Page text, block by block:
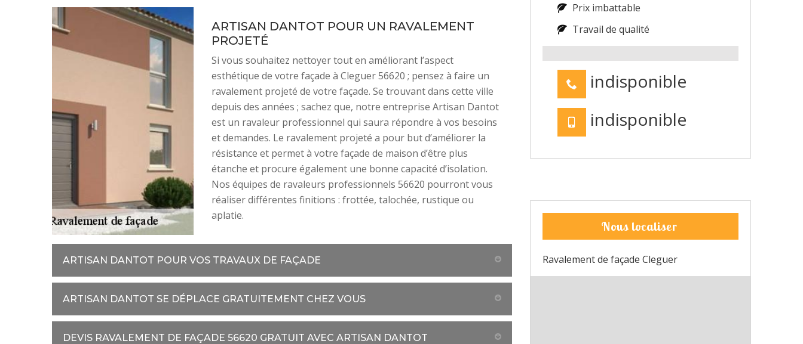
ARTISAN DANTOT POUR UN RAVALEMENT
PROJETÉ
Si vous souhaitez nettoyer tout en améliorant l’aspect
esthétique de votre façade à Cleguer 56620 ; pensez à faire un
ravalement projeté de votre façade. Se trouvant dans cette ville
depuis des années ; sachez que, notre entreprise Artisan Dantot
est un ravaleur professionnel qui saura répondre à vos besoins
et demandes. Le ravalement projeté a pour but d’améliorer la
résistance et permet à votre façade de maison d’être plus
étanche et procure également une bonne capacité d’isolation.
Nos équipes de ravaleurs professionnels 56620 pourront vous
réaliser différentes finitions : frottée, talochée, rustique ou
aplatie.
ARTISAN DANTOT POUR VOS TRAVAUX DE FAÇADE
ARTISAN DANTOT SE DÉPLACE GRATUITEMENT CHEZ VOUS
DEVIS RAVALEMENT DE FAÇADE 56620 GRATUIT AVEC ARTISAN DANTOT
Prix imbattable
Travail de qualité
indisponible
indisponible
Nous localiser
Ravalement de façade Cleguer